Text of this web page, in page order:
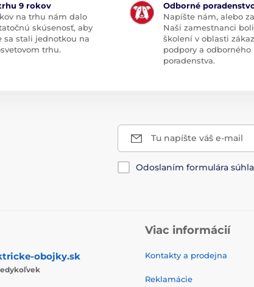
9 rokov
na trhu nám dalo
skúsenosť, aby
sa stali jednotkou na
trhu.
Odborné
Napíšte nám, alebo
Naši zamestnanci boli
školení v oblasti
podpory a odborného
poradenstva.
Tu napíšte váš e-mail
Odoslaním formulára
obojky.sk
Viac informácií
Kontakty a prodejna
Reklamácie